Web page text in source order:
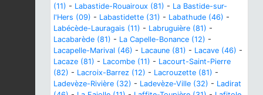
(11) - Labastide-Rouairoux (81) - La Bastide-sur-
l'Hers (09) - Labastidette (31) - Labathude (46) -
Labécède-Lauragais (11) - Labruguière (81) -
Lacabarède (81) - La Capelle-Bonance (12) -
Lacapelle-Marival (46) - Lacaune (81) - Lacave (46) -
Lacaze (81) - Lacombe (11) - Lacourt-Saint-Pierre
(82) - Lacroix-Barrez (12) - Lacrouzette (81) -
Ladevèze-Rivière (32) - Ladevèze-Ville (32) - Ladirat